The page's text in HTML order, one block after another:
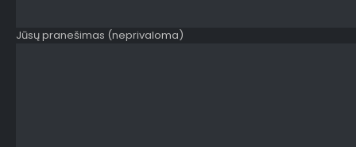
Jūsų pranešimas (neprivaloma)